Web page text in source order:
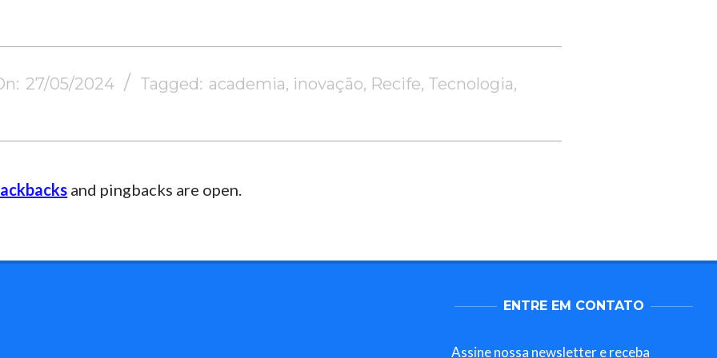
27/05/2024 Tagged: academia, inovação, Recife, Tecnologia,
and pingbacks are open.
ENTRE EM CONTATO
Assine nossa newsletter e receba